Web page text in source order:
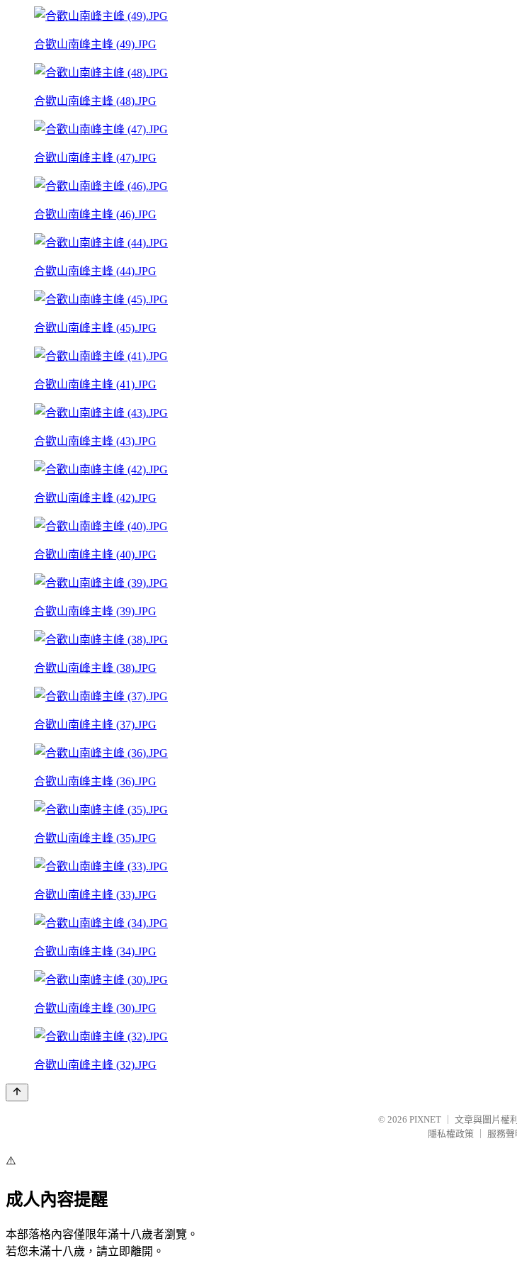
合歡山南峰主峰 (49).JPG
合歡山南峰主峰 (48).JPG
合歡山南峰主峰 (47).JPG
合歡山南峰主峰 (46).JPG
合歡山南峰主峰 (44).JPG
合歡山南峰主峰 (45).JPG
合歡山南峰主峰 (41).JPG
合歡山南峰主峰 (43).JPG
合歡山南峰主峰 (42).JPG
合歡山南峰主峰 (40).JPG
合歡山南峰主峰 (39).JPG
合歡山南峰主峰 (38).JPG
合歡山南峰主峰 (37).JPG
合歡山南峰主峰 (36).JPG
合歡山南峰主峰 (35).JPG
合歡山南峰主峰 (33).JPG
合歡山南峰主峰 (34).JPG
合歡山南峰主峰 (30).JPG
合歡山南峰主峰 (32).JPG
© 2026 PIXNET
文章與圖片權
隱私權政策
服務聲
⚠️
成人內容提醒
本部落格內容僅限年滿十八歲者瀏覽。
若您未滿十八歲，請立即離開。